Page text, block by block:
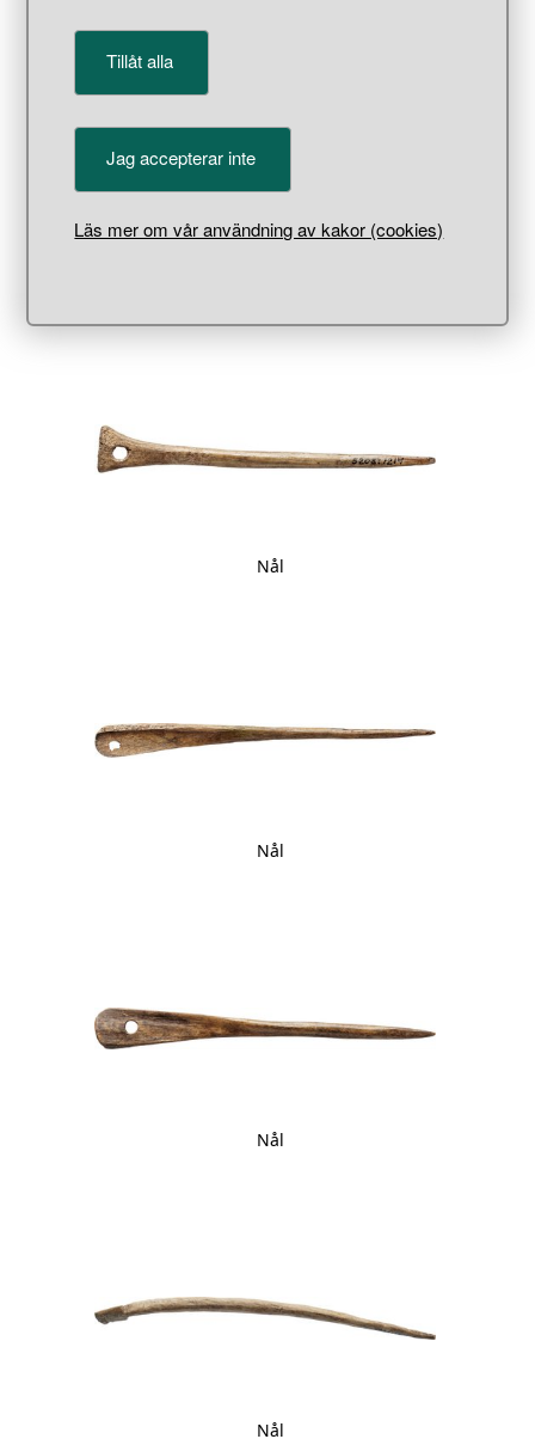
Tillåt alla
Jag accepterar inte
Läs mer om vår användning av kakor (cookies)
Nål
Nål
Nål
Nål